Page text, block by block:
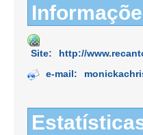
Site:
http://
e-mail: